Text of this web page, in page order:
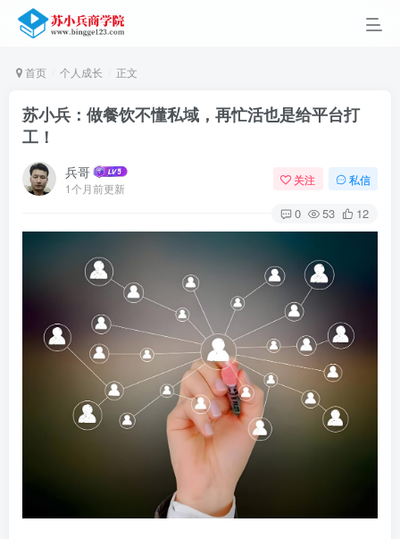
首页 个人成长 正文
苏小兵：做餐饮不懂私域，再忙活也是给平台打
工！
兵哥
1个月前更新
关注 私信
0 53 12